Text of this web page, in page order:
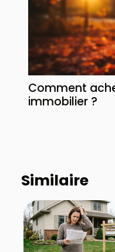
Comment
immobilier ?
Similaire